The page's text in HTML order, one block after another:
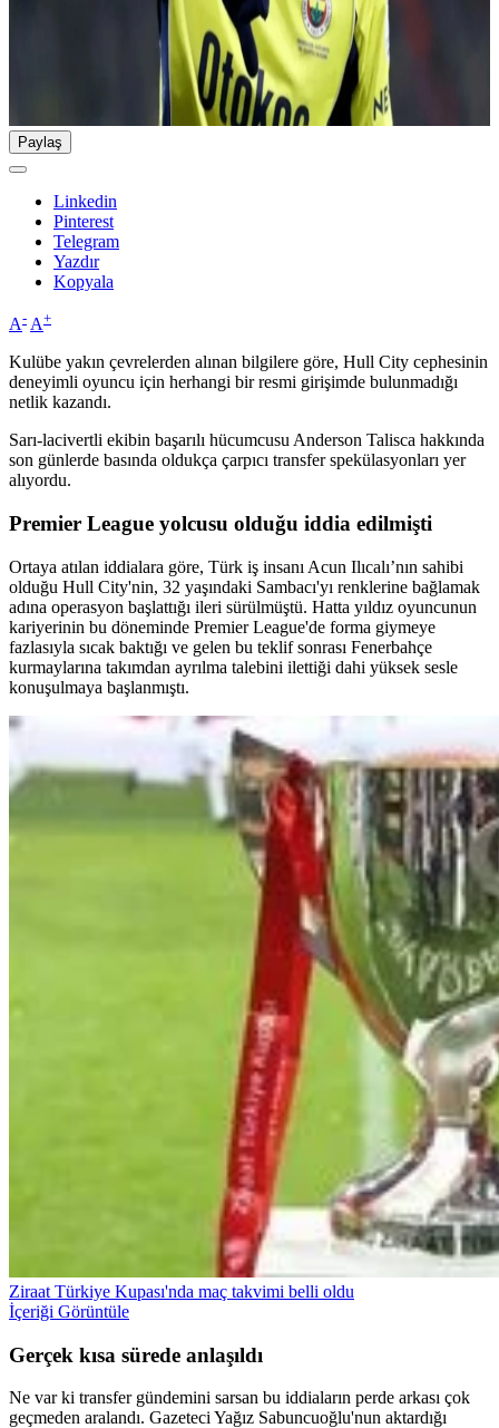
Paylaş
Linkedin
Pinterest
Telegram
Yazdır
Kopyala
A- A+
Kulübe yakın çevrelerden alınan bilgilere göre, Hull City cephesinin
deneyimli oyuncu için herhangi bir resmi girişimde bulunmadığı
netlik kazandı.
Sarı-lacivertli ekibin başarılı hücumcusu Anderson Talisca hakkında
son günlerde basında oldukça çarpıcı transfer spekülasyonları yer
alıyordu.
Premier League yolcusu olduğu iddia edilmişti
Ortaya atılan iddialara göre, Türk iş insanı Acun Ilıcalı’nın sahibi
olduğu Hull City'nin, 32 yaşındaki Sambacı'yı renklerine bağlamak
adına operasyon başlattığı ileri sürülmüştü. Hatta yıldız oyuncunun
kariyerinin bu döneminde Premier League'de forma giymeye
fazlasıyla sıcak baktığı ve gelen bu teklif sonrası Fenerbahçe
kurmaylarına takımdan ayrılma talebini ilettiği dahi yüksek sesle
konuşulmaya başlanmıştı.
Ziraat Türkiye Kupası'nda maç takvimi belli oldu
İçeriği Görüntüle
Gerçek kısa sürede anlaşıldı
Ne var ki transfer gündemini sarsan bu iddiaların perde arkası çok
geçmeden aralandı. Gazeteci Yağız Sabuncuoğlu'nun aktardığı